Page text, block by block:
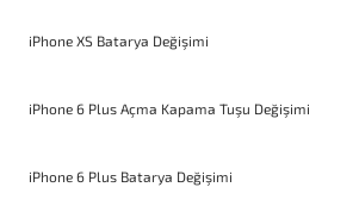
iPhone XS Batarya Değişimi
iPhone 6 Plus Açma Kapama Tuşu Değişimi
iPhone 6 Plus Batarya Değişimi